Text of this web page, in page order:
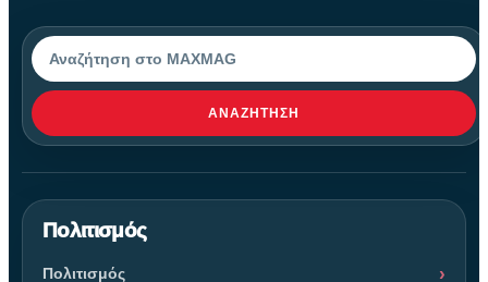
Αναζήτηση
ΑΝΑΖΉΤΗΣΗ
Πολιτισμός
Πολιτισμός